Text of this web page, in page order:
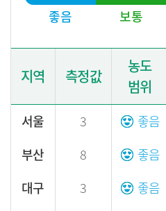
좋음 보통
지역 측정값
농도
범위
서울 3 좋음
부산
8 좋음
대구
3 좋음